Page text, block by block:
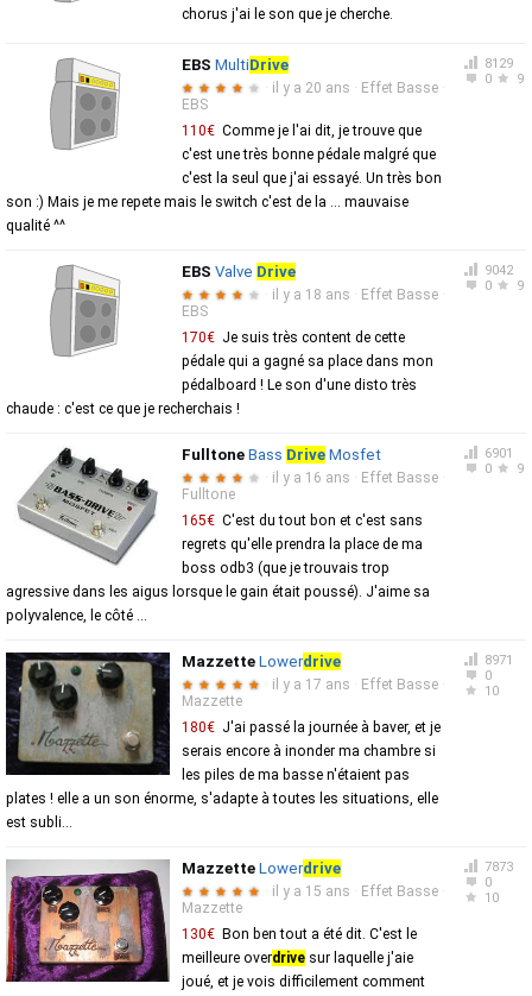
chorus j'ai le son que je cherche.
8129
0
9
EBS MultiDrive
★ ★ ★ ★ ★ · il y a 20 ans · Effet Basse ·
EBS
110€ Comme je l'ai dit, je trouve que
c'est une très bonne pédale malgré que
c'est la seul que j'ai essayé. Un très bon
son :) Mais je me repete mais le switch c'est de la ... mauvaise
qualité ^^
9042
0
9
EBS Valve Drive
★ ★ ★ ★ ★ · il y a 18 ans · Effet Basse ·
EBS
170€ Je suis très content de cette
pédale qui a gagné sa place dans mon
pédalboard ! Le son d'une disto très
chaude : c'est ce que je recherchais !
6901
0
9
Fulltone Bass Drive Mosfet
★ ★ ★ ★ ★ · il y a 16 ans · Effet Basse ·
Fulltone
165€ C'est du tout bon et c'est sans
regrets qu'elle prendra la place de ma
boss odb3 (que je trouvais trop
agressive dans les aigus lorsque le gain était poussé). J'aime sa
polyvalence, le côté ...
8971
0
10
Mazzette Lowerdrive
★ ★ ★ ★ ★ · il y a 17 ans · Effet Basse ·
Mazzette
180€ J'ai passé la journée à baver, et je
serais encore à inonder ma chambre si
les piles de ma basse n'étaient pas
plates ! elle a un son énorme, s'adapte à toutes les situations, elle
est subli...
7873
0
10
Mazzette Lowerdrive
★ ★ ★ ★ ★ · il y a 15 ans · Effet Basse ·
Mazzette
130€ Bon ben tout a été dit. C'est le
meilleure overdrive sur laquelle j'aie
joué, et je vois difficilement comment